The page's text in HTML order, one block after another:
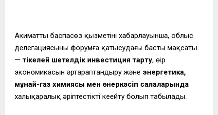
Акиматтың баспасөз қызметінің хабарлауынша, облыс
делегациясының форумға қатысудағы басты мақсаты
— тікелей шетелдік инвестиция тарту, өңір
экономикасын әртараптандыру және энергетика,
мұнай-газ химиясы мен өнеркәсіп салаларында
халықаралық әріптестікті кеңейту болып табылады.